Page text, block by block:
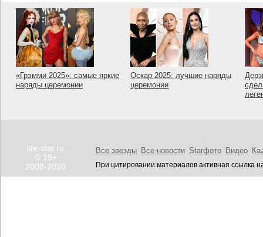
«Грэмми 2025»: самые яркие
наряды церемонии
Оскар 2025: лучшие наряды
церемонии
life-star.ru
© 18+
2008-2026
Все звезды Все новости Starфото Видео
При цитировании материалов активная ссылка